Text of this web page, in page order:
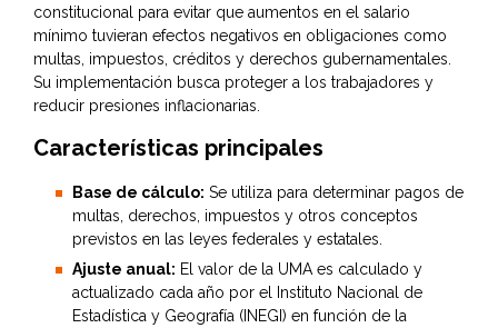
constitucional para evitar que aumentos en el salario
mínimo tuvieran efectos negativos en obligaciones como
multas, impuestos, créditos y derechos gubernamentales.
Su implementación busca proteger a los trabajadores y
reducir presiones inflacionarias.
Características principales
Base de cálculo: Se utiliza para determinar pagos de
multas, derechos, impuestos y otros conceptos
previstos en las leyes federales y estatales.
Ajuste anual: El valor de la UMA es calculado y
actualizado cada año por el Instituto Nacional de
Estadística y Geografía (INEGI) en función de la